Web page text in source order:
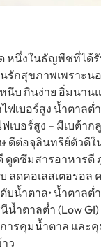
หนึ่งในธัญพืชที่ได้
กสุขภาพเพราะน
นึบ กินง่าย อิ่มนาน
ฟเบอร์สูง น้ำตาลต่
ฟเบอร์สูง – มีเบต้า
ดีต่อจุลินทรีย์ตัวดีใ
ดูดซึมสารอาหารดี
ลดคอเลสเตอรอล
น้ำตาล• น้ำตาลต่
น้ำตาลต่ำ (Low GI)
ารคุมน้ำตาล และ
ว